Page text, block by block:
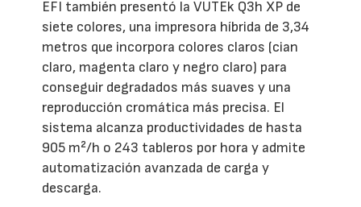
EFI también presentó la VUTEk Q3h XP de
siete colores, una impresora híbrida de 3,34
metros que incorpora colores claros (cian
claro, magenta claro y negro claro) para
conseguir degradados más suaves y una
reproducción cromática más precisa. El
sistema alcanza productividades de hasta
905 m²/h o 243 tableros por hora y admite
automatización avanzada de carga y
descarga.